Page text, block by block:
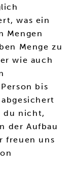
was ein
Mengen
Menge zu
wie auch
bis
du nicht,
der Aufbau
freuen uns